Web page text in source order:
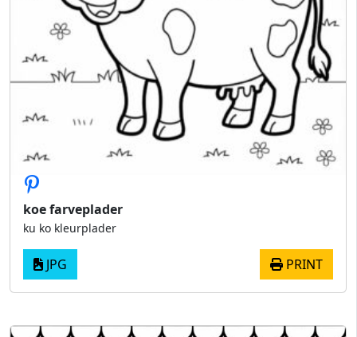
koe farveplader
ku ko kleurplader
JPG PRINT